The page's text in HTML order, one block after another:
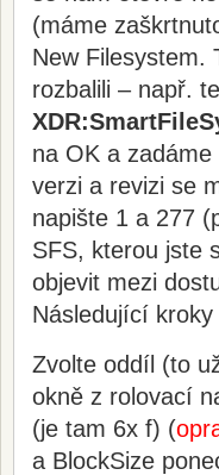
(máme
New Filesystem.
rozbalili – např.
na OK a
verzi a revizi se
napište 1 a 277
SFS, kterou jste
objevit mezi
Následující
Zvolte oddíl (to
okně z rolovací
(je tam 6x f) (
a BlockSize